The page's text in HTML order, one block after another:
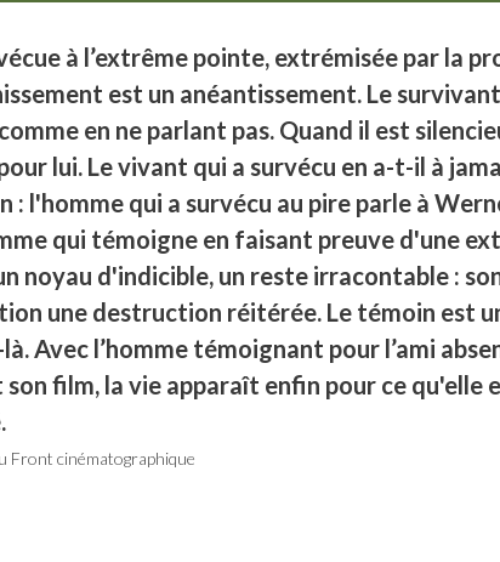
à l’extrême pointe, extrémisée par la
est un anéantissement. Le
en ne parlant pas. Quand il est
lui. Le vivant qui a survécu en a-t-il à
: l'homme qui a survécu au pire parle à
qui témoigne en faisant preuve d'une
noyau d'indicible, un reste irracontable :
une destruction réitérée. Le témoin est
Avec l’homme témoignant pour l’ami
son film, la vie apparaît enfin pour ce
Front cinématographique